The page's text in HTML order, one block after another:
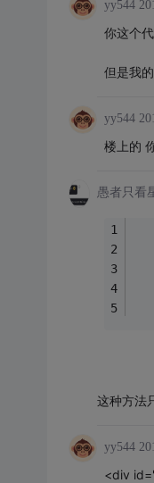
yy544
你这个
但是我
yy544
楼上的
愚者只看
这种方法
yy544
<div